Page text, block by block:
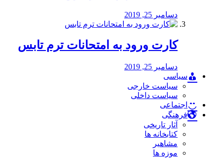
دسامبر 25, 2019
کارت ورود به امتحانات ترم تابس
دسامبر 25, 2019
سیاسی
سیاست خارجی
سیاست داخلی
اجتماعی
فرهنگی
آثار تاریخی
کتابخانه ها
مشاهیر
موزه ها